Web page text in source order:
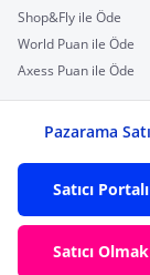
Shop&Fly ile Öde
World Puan ile Öde
Axess Puan ile Öde
Pazarama
Satıcı
Satıcı